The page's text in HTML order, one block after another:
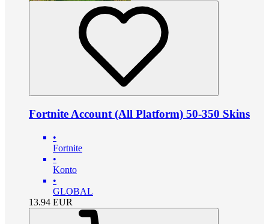
Fortnite Account (All Platform) 50-350 Skins
•
Fortnite
•
Konto
•
GLOBAL
13.94 EUR